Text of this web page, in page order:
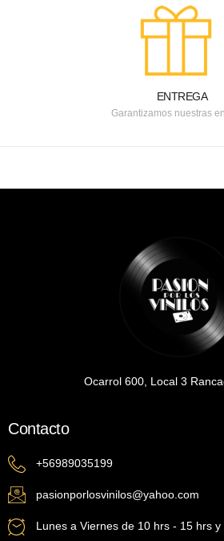
ENTREGA
Garantizamos nuestras
Ocarrol 600, Local 3
Contacto
+56989035199
pasionporlosvinilos@yahoo.com
Lunes a Viernes de 10 hrs - 15 hrs